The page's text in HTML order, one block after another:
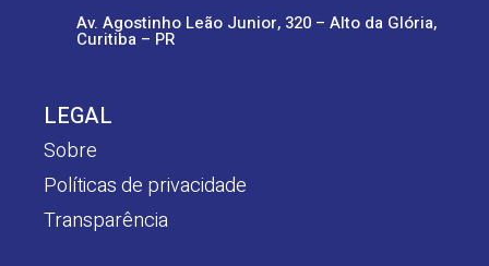
Av. Agostinho Leão Junior, 320 – Alto da Glória,
Curitiba – PR
LEGAL
Sobre
Políticas de privacidade
Transparência